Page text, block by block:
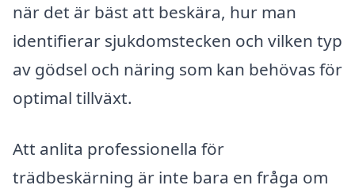
när det är bäst att beskära, hur man
identifierar sjukdomstecken och vilken typ
av gödsel och näring som kan behövas för
optimal tillväxt.
Att anlita professionella för
trädbeskärning är inte bara en fråga om